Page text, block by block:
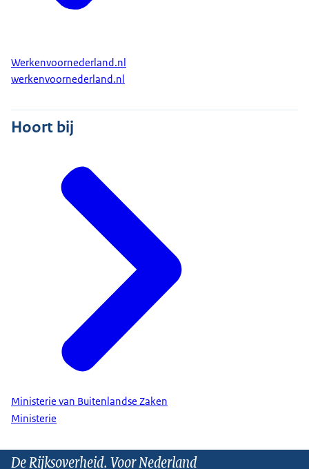
Werkenvoornederland.nl
werkenvoornederland.nl
Hoort bij
Ministerie van Buitenlandse Zaken
Ministerie
De Rijksoverheid. Voor Nederland